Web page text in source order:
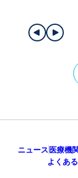
ニュース医療機
よくあ